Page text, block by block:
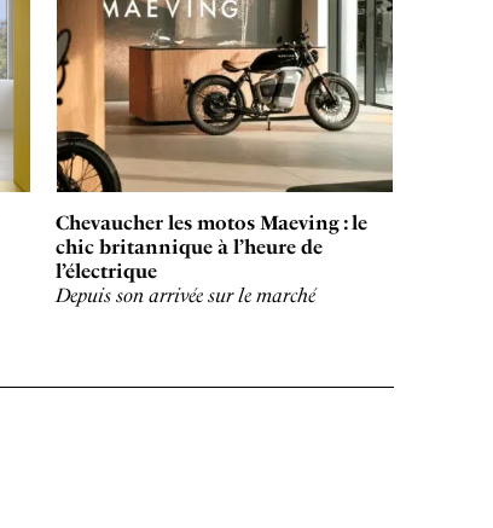
Chevaucher les motos Maeving : le
chic britannique à l’heure de
l’électrique
Depuis son arrivée sur le marché